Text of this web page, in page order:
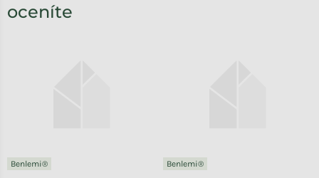
oceníte
Benlemi® Benlemi®